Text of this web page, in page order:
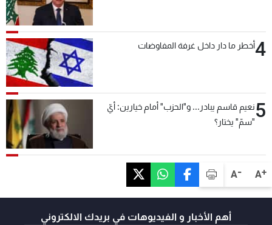
A+
A-
4أخطر ما دار داخل غرفة المفاوضات
5نعيم قاسم يبادر... و"الحزب" أمام خيارين: أيّ
"سمّ" يختار؟
أهم الأخبار و الفيديوهات في بريدك الالكتروني